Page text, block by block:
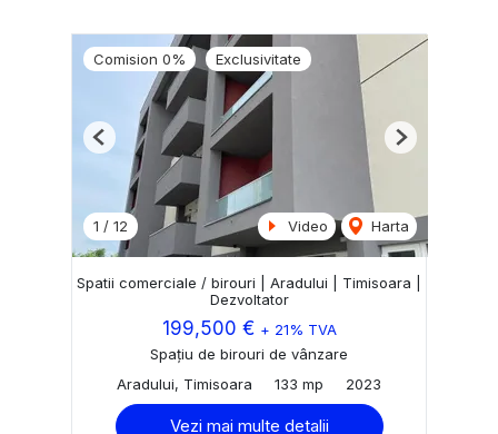
Comision 0% Exclusivitate
1 / 12 Video Harta
Previous Next
Spatii comerciale / birouri | Aradului | Timisoara |
Dezvoltator
199,500 € + 21% TVA
Spațiu de birouri de vânzare
Aradului, Timisoara
133 mp 2023
Vezi mai multe detalii